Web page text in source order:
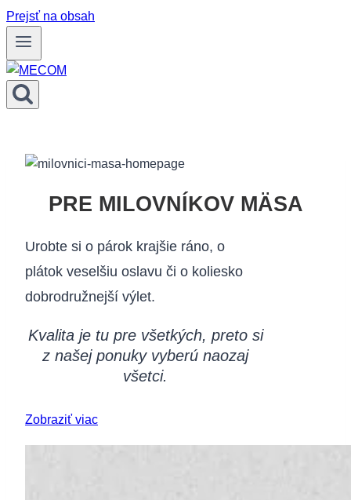
Prejsť na obsah
PRE MILOVNÍKOV MÄSA
Urobte si o párok krajšie ráno, o
plátok veselšiu oslavu či o koliesko
dobrodružnejší výlet.
Kvalita je tu pre všetkých, preto si
z našej ponuky vyberú naozaj
všetci.
Zobraziť viac